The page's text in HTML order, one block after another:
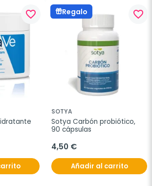
favorite_border Regalo favorite_border
SOTYA
Sotya Carbón probiótico,
90 cápsulas
4,50 €
Añadir al carrito